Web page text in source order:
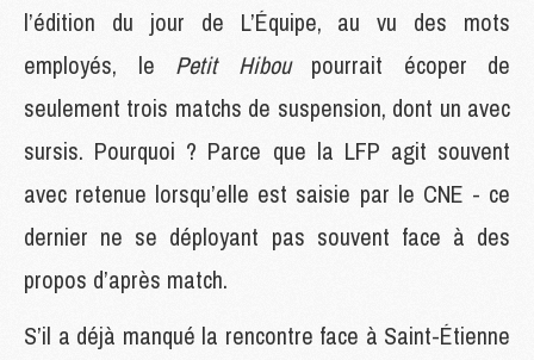
l’édition du jour de L’Équipe, au vu des mots
employés, le Petit Hibou pourrait écoper de
seulement trois matchs de suspension, dont un avec
sursis. Pourquoi ? Parce que la LFP agit souvent
avec retenue lorsqu’elle est saisie par le CNE - ce
dernier ne se déployant pas souvent face à des
propos d’après match.
S’il a déjà manqué la rencontre face à Saint-Étienne